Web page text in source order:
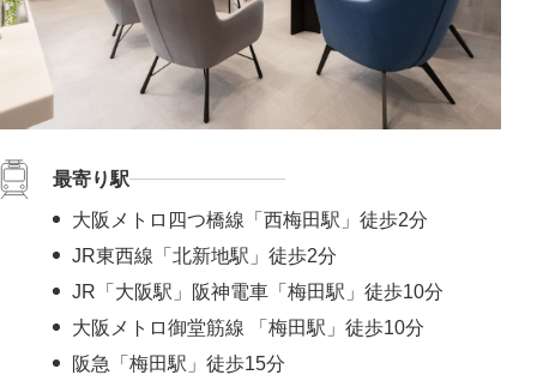
最寄り駅
大阪メトロ四つ橋線「西梅田駅」徒歩2分
JR東西線「北新地駅」徒歩2分
JR「大阪駅」阪神電車「梅田駅」徒歩10分
大阪メトロ御堂筋線 「梅田駅」徒歩10分
阪急「梅田駅」徒歩15分